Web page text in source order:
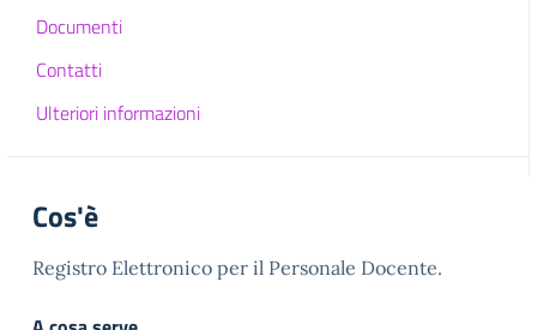
Documenti
Contatti
Ulteriori informazioni
Cos'è
Registro Elettronico per il Personale Docente.